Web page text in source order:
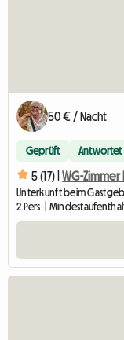
50 € / Nacht
Geprüft Antwortet
5 (17) | WG-Zimmer
Unterkunft beim
2 Pers. |